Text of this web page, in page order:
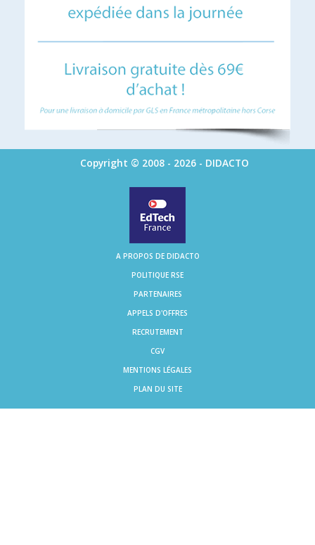
Copyright © 2008 - 2026 - DIDACTO
A PROPOS DE DIDACTO
POLITIQUE RSE
PARTENAIRES
APPELS D'OFFRES
RECRUTEMENT
CGV
MENTIONS LÉGALES
PLAN DU SITE